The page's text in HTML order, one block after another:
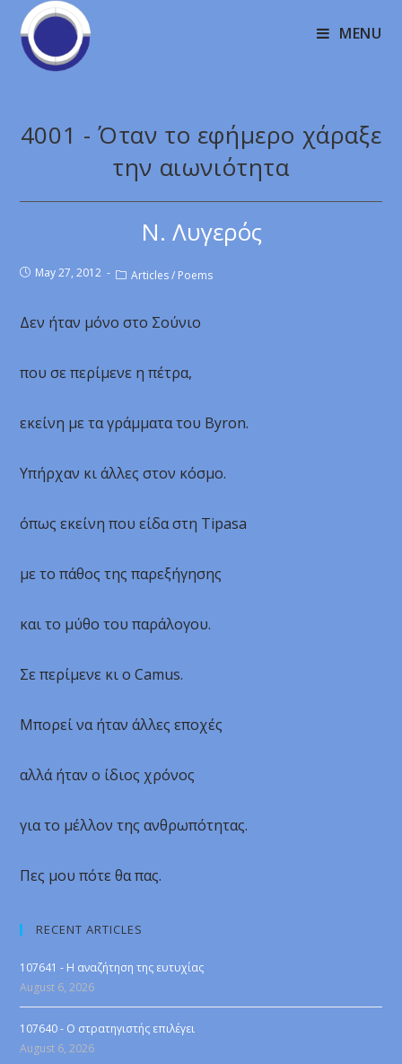
MENU
4001 - Όταν το εφήμερο χάραξε
την αιωνιότητα
Ν. Λυγερός
May 27, 2012 Articles / Poems
Δεν ήταν μόνο στο Σούνιο
που σε περίμενε η πέτρα,
εκείνη με τα γράμματα του Byron.
Υπήρχαν κι άλλες στον κόσμο.
όπως εκείνη που είδα στη Tipasa
με το πάθος της παρεξήγησης
και το μύθο του παράλογου.
Σε περίμενε κι ο Camus.
Μπορεί να ήταν άλλες εποχές
αλλά ήταν ο ίδιος χρόνος
για το μέλλον της ανθρωπότητας.
Πες μου πότε θα πας.
RECENT ARTICLES
107641 - Η αναζήτηση της ευτυχίας
August 6, 2026
107640 - Ο στρατηγιστής επιλέγει
August 6, 2026